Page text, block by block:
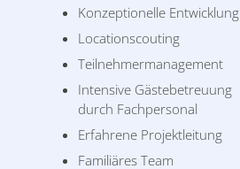
Konzeptionelle Entwicklung
Locationscouting
Teilnehmermanagement
Intensive Gästebetreuung
durch Fachpersonal
Erfahrene Projektleitung
Familiäres Team